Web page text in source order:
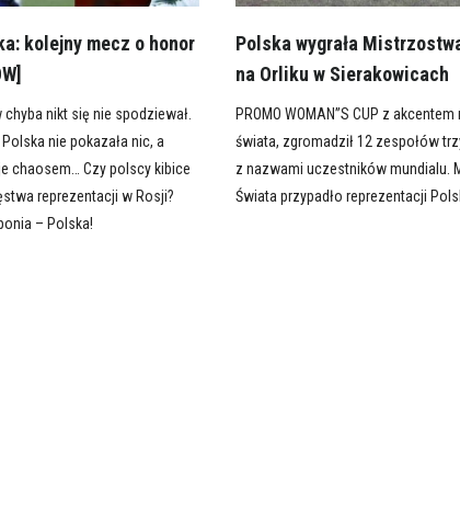
kolejny mecz o honor
nikt się nie spodziewał.
nie pokazała nic, a
chaosem… Czy polscy kibice
reprezentacji w Rosji?
– Polska!
Polska wygrała
na Orliku w Sierakowicach
PROMO WOMAN”S CUP z
świata, zgromadził 12 zespołów
z nazwami uczestników mundialu.
Świata przypadło reprezentacji